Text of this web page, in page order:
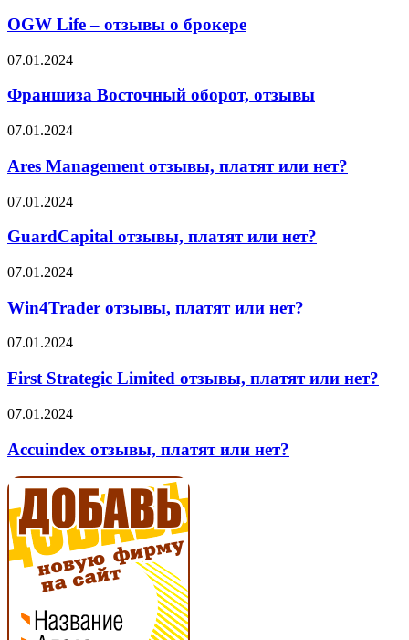
партнёры
миф?
–
отзывы
о
брокере
OGW Life – отзывы о брокере
Франшиза
оборот,
отзывы
07.01.2024
Франшиза Восточный оборот, отзывы
Ares
отзывы,
платят
или
нет?
07.01.2024
Ares Management отзывы, платят или нет?
GuardCapital
платят
нет?
07.01.2024
GuardCapital отзывы, платят или нет?
Win4Trader
платят
или
нет?
07.01.2024
Win4Trader отзывы, платят или нет?
First
Limited
отзывы,
платят
или
нет?
07.01.2024
First Strategic Limited отзывы, платят или нет?
Accuindex
платят
или
нет?
07.01.2024
Accuindex отзывы, платят или нет?